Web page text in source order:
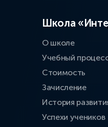
Школа
О школе
Учебный
Стоимость
Зачисление
История
Успехи учеников